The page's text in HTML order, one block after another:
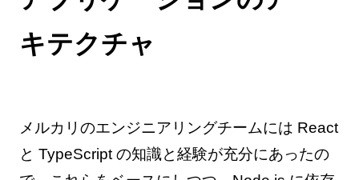
キテクチャ
メルカリのエンジニアリングチームには React
と TypeScript の知識と経験が充分にあったの